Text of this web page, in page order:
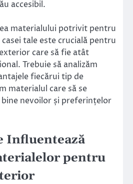
accesibil.
materialului potrivit pentru
tale este crucială pentru
care să fie atât
Trebuie să analizăm
fiecărui tip de
materialul care să se
bine nevoilor și preferințelor
Influentează
pentru